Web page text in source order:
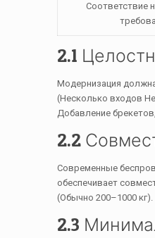
Соответствие
2.1
Модернизация
(Несколько входов
Добавление
2.2
Современные
обеспечивает
(Обычно 200–1000 кг).
2.3